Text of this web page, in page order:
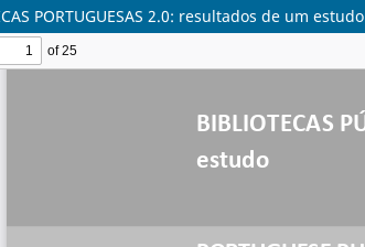
PORTUGUESAS 2.0: resultados de um estudo